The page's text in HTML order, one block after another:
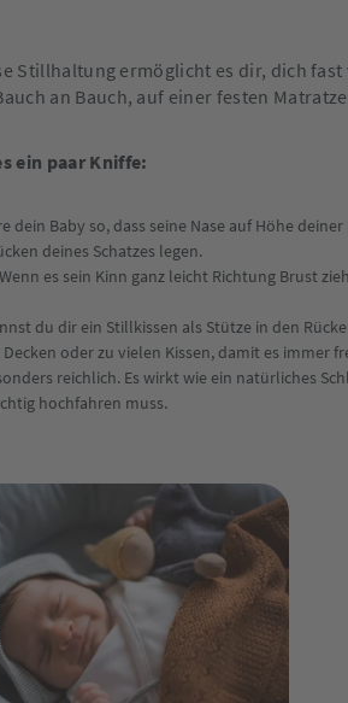
Stillhaltung ermöglicht es dir, dich
an Bauch, auf einer festen
ein paar Kniffe:
dein Baby so, dass seine Nase auf Höhe
deines Schatzes legen.
es sein Kinn ganz leicht Richtung Brust
du dir ein Stillkissen als Stütze in den
oder zu vielen Kissen, damit es immer
reichlich. Es wirkt wie ein natürliches
hochfahren muss.